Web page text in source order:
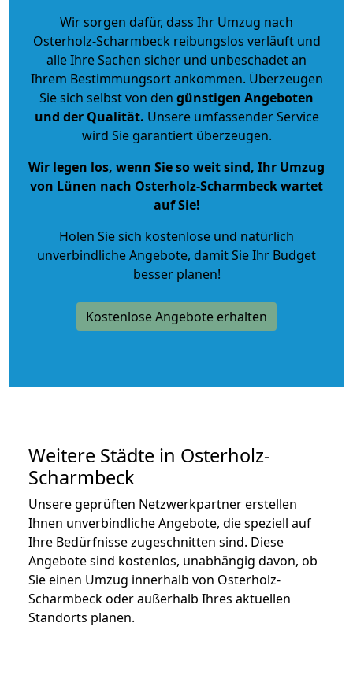
Wir sorgen dafür, dass Ihr Umzug nach
Osterholz-Scharmbeck reibungslos verläuft und
alle Ihre Sachen sicher und unbeschadet an
Ihrem Bestimmungsort ankommen. Überzeugen
Sie sich selbst von den günstigen Angeboten
und der Qualität. Unsere umfassender Service
wird Sie garantiert überzeugen.
Wir legen los, wenn Sie so weit sind, Ihr Umzug
von Lünen nach Osterholz-Scharmbeck wartet
auf Sie!
Holen Sie sich kostenlose und natürlich
unverbindliche Angebote, damit Sie Ihr Budget
besser planen!
Kostenlose Angebote erhalten
Weitere Städte in Osterholz-
Scharmbeck
Unsere geprüften Netzwerkpartner erstellen
Ihnen unverbindliche Angebote, die speziell auf
Ihre Bedürfnisse zugeschnitten sind. Diese
Angebote sind kostenlos, unabhängig davon, ob
Sie einen Umzug innerhalb von Osterholz-
Scharmbeck oder außerhalb Ihres aktuellen
Standorts planen.